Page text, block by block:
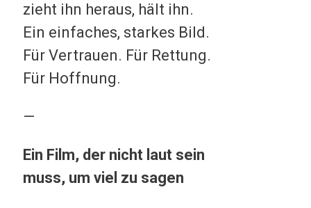
zieht ihn heraus, hält ihn.
Ein einfaches, starkes Bild.
Für Vertrauen. Für Rettung.
Für Hoffnung.
—
Ein Film, der nicht laut sein
muss, um viel zu sagen